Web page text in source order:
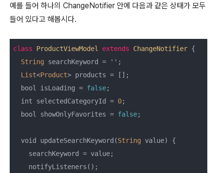
예를 들어 하나의 ChangeNotifier 안에 다음과 같은 상태가 모두
들어 있다고 해봅시다.
class ProductViewModel extends ChangeNotifier {
String searchKeyword = '';
List<Product> products = [];
  bool isLoading =
false;
  int selectedCategoryId =
0;
  bool showOnlyFavorites =
false;
  void updateSearchKeyword(
String value) {
    searchKeyword = value;
    notifyListeners();